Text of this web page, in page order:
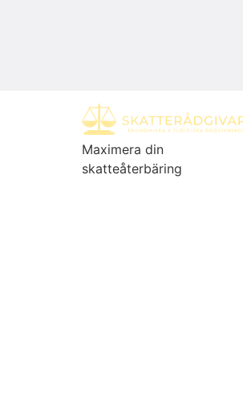
Maximera din
skatteåterbäring